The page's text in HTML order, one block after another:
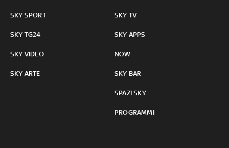
SKY SPORT
SKY TG24
SKY VIDEO
SKY ARTE
SKY TV
SKY APPS
NOW
SKY BAR
SPAZI SKY
PROGRAMMI